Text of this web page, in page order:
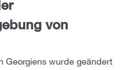
von
Georgiens wurde geändert